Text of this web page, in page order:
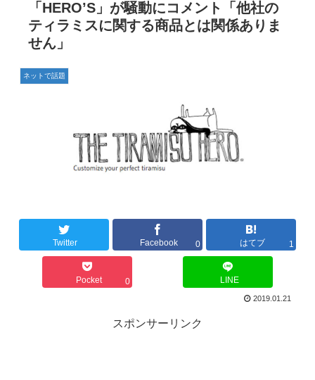
「HERO’S」が騒動にコメント「他社の
ティラミスに関する商品とは関係ありま
せん」
ネットで話題
Twitter Facebook 0 はてブ 1
Pocket 0 LINE
2019.01.21
スポンサーリンク